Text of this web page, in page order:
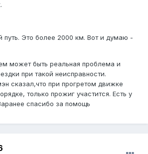
путь. Это более 2000 км. Вот и думаю -
может быть реальная проблема и
при такой неисправности.
сказал,что при прогретом движке
только прожиг участится. Есть у
спасибо за помощь